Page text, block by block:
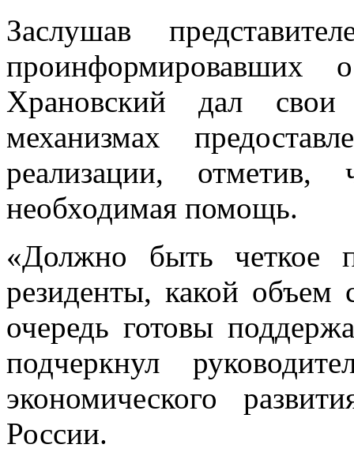
Заслушав
проинформировавших
Храновский дал свои
механизмах
реализации, отметив,
необходимая помощь.
«Должно быть четкое
резиденты, какой
очередь готовы
подчеркнул
экономического
России.